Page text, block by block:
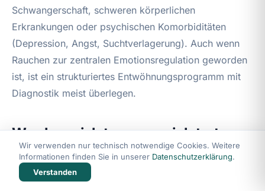
Schwangerschaft, schweren körperlichen
Erkrankungen oder psychischen Komorbiditäten
(Depression, Angst, Suchtverlagerung). Auch wenn
Rauchen zur zentralen Emotionsregulation geworden
ist, ist ein strukturiertes Entwöhnungsprogramm mit
Diagnostik meist überlegen.
Was kann ich tun, wenn ich trotz
Hypnose immer wieder in denselben
Situationen rückfällig werde?
Wir verwenden nur technisch notwendige Cookies. Weitere
Informationen finden Sie in unserer Datenschutzerklärung.
Verstanden